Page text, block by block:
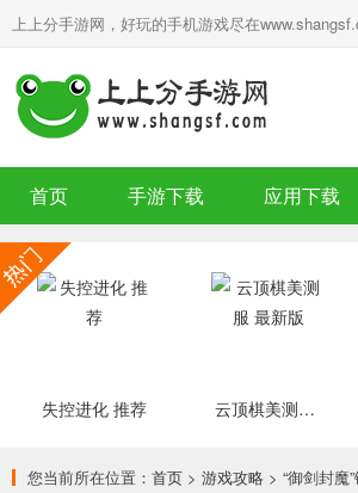
上上分手游网，好玩的手机游戏尽在
首页 手游下载 应用下载
失控进化 推荐 云顶棋美测服 最新版
您当前所在位置： 首页 > 游戏攻略 > “御剑封魔